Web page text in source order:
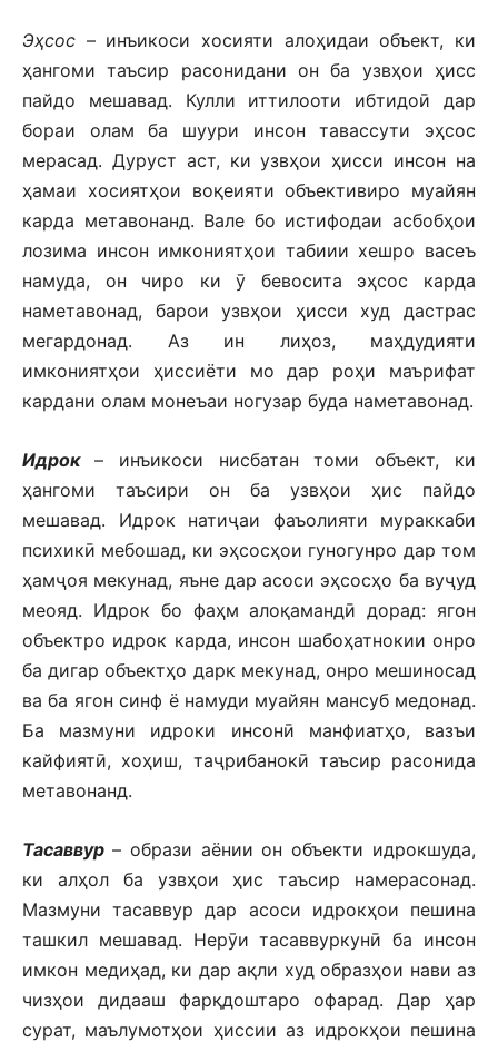
Эҳсос – инъикоси хосияти алоҳидаи объект, ки
ҳангоми таъсир расонидани он ба узвҳои ҳисс
пайдо мешавад. Кулли иттилооти ибтидоӣ дар
бораи олам ба шуури инсон тавассути эҳсос
мерасад. Дуруст аст, ки узвҳои ҳисси инсон на
ҳамаи хосиятҳои воқеияти объективиро муайян
карда метавонанд. Вале бо истифодаи асбобҳои
лозима инсон имкониятҳои табиии хешро васеъ
намуда, он чиро ки ӯ бевосита эҳсос карда
наметавонад, барои узвҳои ҳисси худ дастрас
мегардонад. Аз ин лиҳоз, маҳдудияти
имкониятҳои ҳиссиёти мо дар роҳи маърифат
кардани олам монеъаи ногузар буда наметавонад.
Идрок
– инъикоси нисбатан томи объект, ки
ҳангоми таъсири он ба узвҳои ҳис пайдо
мешавад. Идрок натиҷаи фаъолияти мураккаби
психикӣ мебошад, ки эҳсосҳои гуногунро дар том
ҳамҷоя мекунад, яъне дар асоси эҳсосҳо ба вуҷуд
меояд. Идрок бо фаҳм алоқамандӣ дорад: ягон
объектро идрок карда, инсон шабоҳатнокии онро
ба дигар объектҳо дарк мекунад, онро мешиносад
ва ба ягон синф ё намуди муайян мансуб медонад.
Ба мазмуни идроки инсонӣ манфиатҳо, вазъи
кайфиятӣ, хоҳиш, таҷрибанокӣ таъсир расонида
метавонанд.
Тасаввур – образи аёнии он объекти идрокшуда,
ки алҳол ба узвҳои ҳис таъсир намерасонад.
Мазмуни тасаввур дар асоси идрокҳои пешина
ташкил мешавад. Нерӯи тасаввуркунӣ ба инсон
имкон медиҳад, ки дар ақли худ образҳои нави аз
чизҳои дидааш фарқдоштаро офарад. Дар ҳар
сурат, маълумотҳои ҳиссии аз идрокҳои пешина